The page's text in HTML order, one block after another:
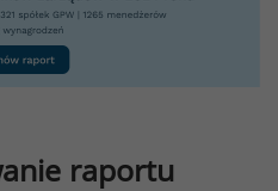
raportu